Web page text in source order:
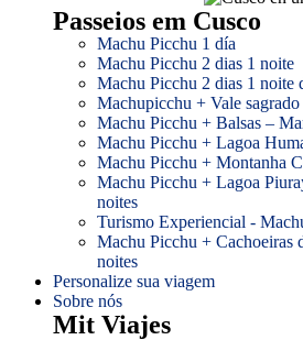
Passeios em Cusco
Machu Picchu 1 día
Machu Picchu 2 dias 1 noite
Machu Picchu 2 dias 1 noite
Machupicchu + Vale
Machu Picchu + Balsas –
Machu Picchu + Lagoa
Machu Picchu + Montanha
Machu Picchu + Lagoa
noites
Turismo Experiencial -
Machu Picchu + Cachoeiras
noites
Personalize sua viagem
Sobre nós
Mit Viajes